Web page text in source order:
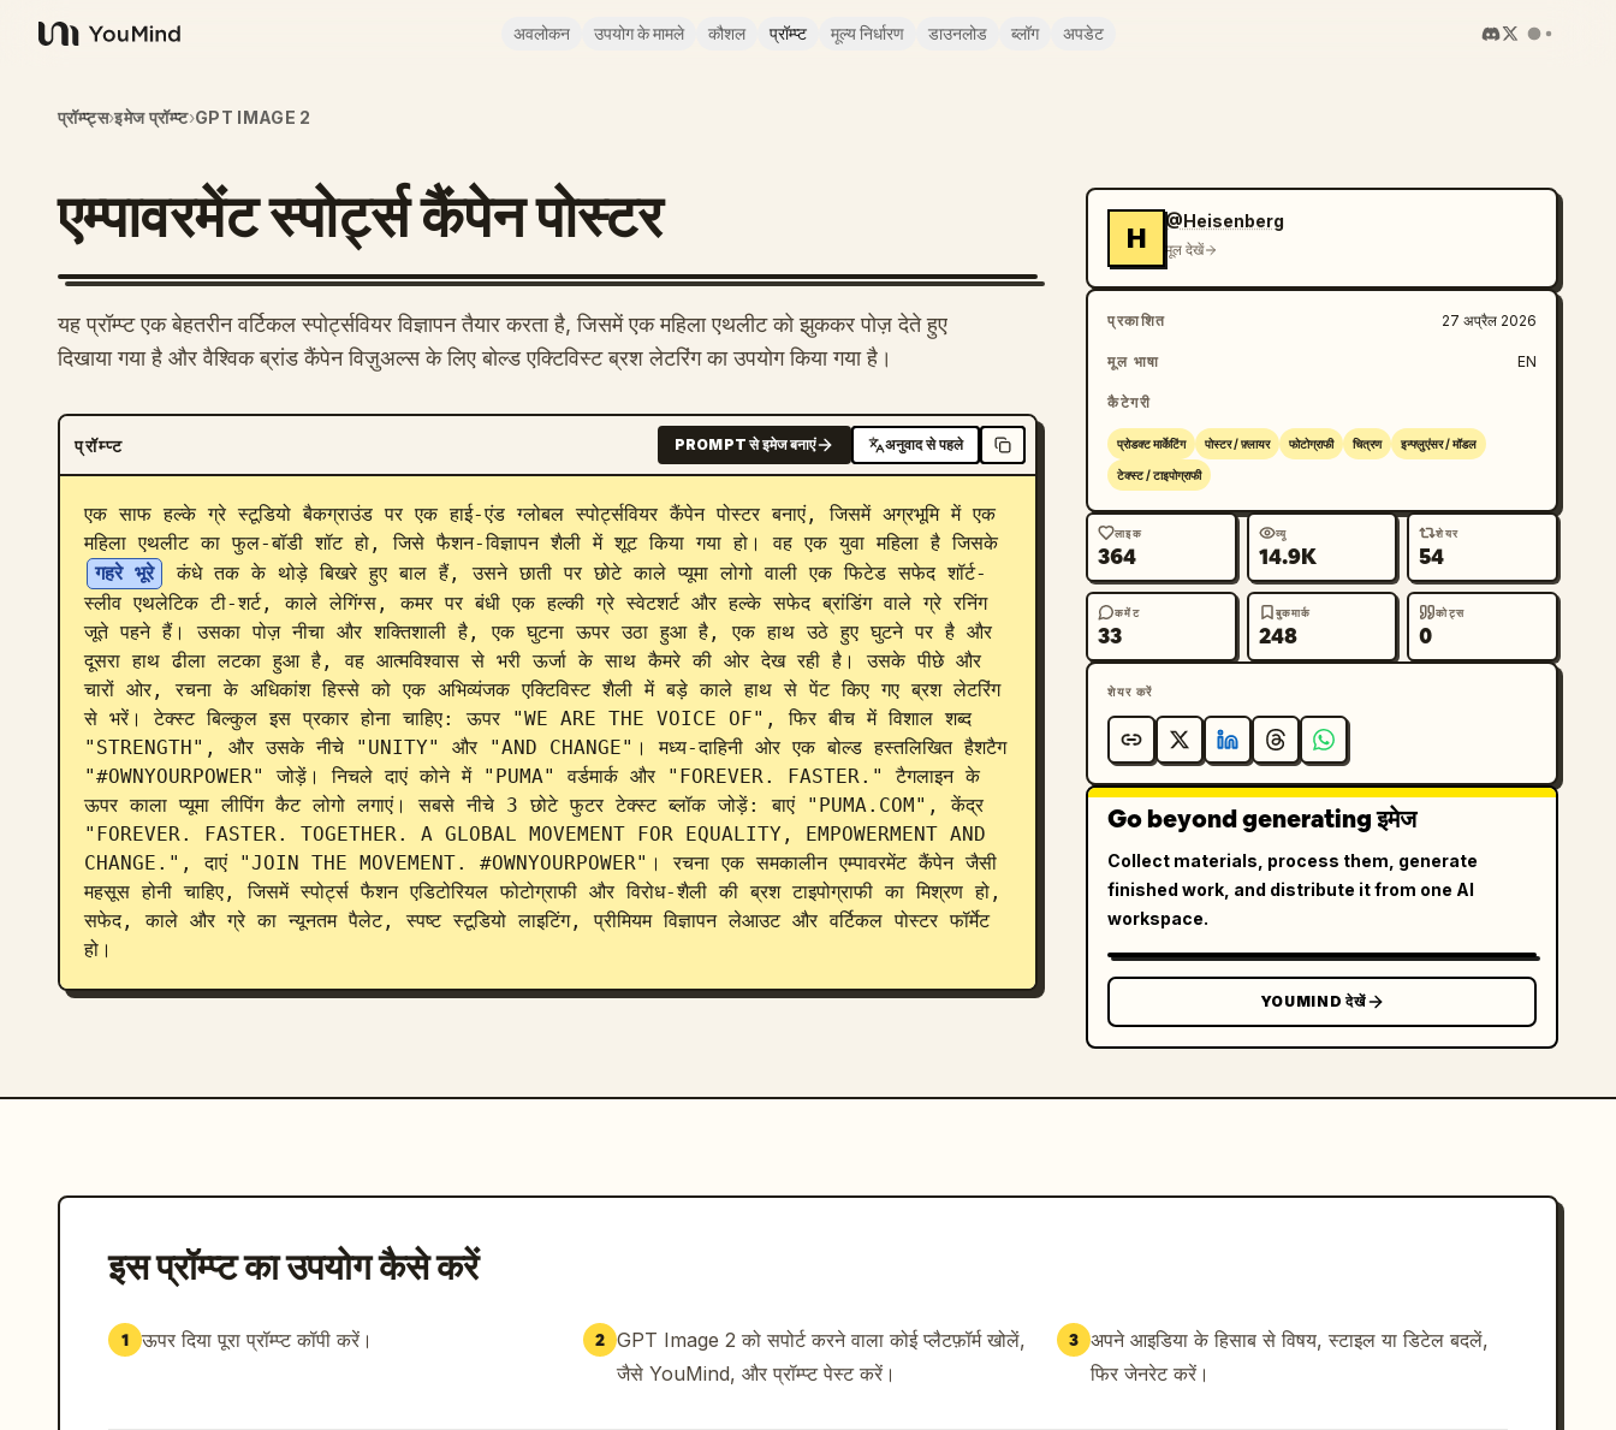
YouMind
अवलोकन उपयोग के मामले कौशल प्रॉम्प्ट मूल्य निर्धारण डाउनलोड ब्लॉग अपडेट
प्रॉम्प्ट्स›इमेज प्रॉम्प्ट›GPT IMAGE 2
एम्पावरमेंट स्पोर्ट्स कैंपेन पोस्टर
यह प्रॉम्प्ट एक बेहतरीन वर्टिकल स्पोर्ट्सवियर विज्ञापन तैयार करता है, जिसमें एक महिला एथलीट को झुककर पोज़ देते हुए
दिखाया गया है और वैश्विक ब्रांड कैंपेन विज़ुअल्स के लिए बोल्ड एक्टिविस्ट ब्रश लेटरिंग का उपयोग किया गया है।
प्रॉम्प्ट PROMPT से इमेज बनाएं अनुवाद से पहले
एक साफ हल्के ग्रे स्टूडियो बैकग्राउंड पर एक हाई-एंड ग्लोबल स्पोर्ट्सवियर कैंपेन पोस्टर बनाएं, जिसमें अग्रभूमि में एक
महिला एथलीट का फुल-बॉडी शॉट हो, जिसे फैशन-विज्ञापन शैली में शूट किया गया हो। वह एक युवा महिला है जिसके
गहरे भूरे
कंधे तक के थोड़े बिखरे हुए बाल हैं, उसने छाती पर छोटे काले प्यूमा लोगो वाली एक फिटेड सफेद शॉर्ट-
स्लीव एथलेटिक टी-शर्ट, काले लेगिंग्स, कमर पर बंधी एक हल्की ग्रे स्वेटशर्ट और हल्के सफेद ब्रांडिंग वाले ग्रे रनिंग
जूते पहने हैं। उसका पोज़ नीचा और शक्तिशाली है, एक घुटना ऊपर उठा हुआ है, एक हाथ उठे हुए घुटने पर है और
दूसरा हाथ ढीला लटका हुआ है, वह आत्मविश्वास से भरी ऊर्जा के साथ कैमरे की ओर देख रही है। उसके पीछे और
चारों ओर, रचना के अधिकांश हिस्से को एक अभिव्यंजक एक्टिविस्ट शैली में बड़े काले हाथ से पेंट किए गए ब्रश लेटरिंग
से भरें। टेक्स्ट बिल्कुल इस प्रकार होना चाहिए: ऊपर "WE ARE THE VOICE OF", फिर बीच में विशाल शब्द
"STRENGTH", और उसके नीचे "UNITY" और "AND CHANGE"। मध्य-दाहिनी ओर एक बोल्ड हस्तलिखित हैशटैग
"#OWNYOURPOWER" जोड़ें। निचले दाएं कोने में "PUMA" वर्डमार्क और "FOREVER. FASTER." टैगलाइन के
ऊपर काला प्यूमा लीपिंग कैट लोगो लगाएं। सबसे नीचे 3 छोटे फुटर टेक्स्ट ब्लॉक जोड़ें: बाएं "PUMA.COM", केंद्र
"FOREVER. FASTER. TOGETHER. A GLOBAL MOVEMENT FOR EQUALITY, EMPOWERMENT AND
CHANGE.", दाएं "JOIN THE MOVEMENT. #OWNYOURPOWER"। रचना एक समकालीन एम्पावरमेंट कैंपेन जैसी
महसूस होनी चाहिए, जिसमें स्पोर्ट्स फैशन एडिटोरियल फोटोग्राफी और विरोध-शैली की ब्रश टाइपोग्राफी का मिश्रण हो,
सफेद, काले और ग्रे का न्यूनतम पैलेट, स्पष्ट स्टूडियो लाइटिंग, प्रीमियम विज्ञापन लेआउट और वर्टिकल पोस्टर फॉर्मेट
हो।
H
@Heisenberg
मूल देखें
प्रकाशित 27 अप्रैल 2026
मूल भाषा EN
कैटेगरी
प्रोडक्ट मार्केटिंग पोस्टर / फ़्लायर फोटोग्राफी चित्रण इन्फ्लुएंसर / मॉडल
टेक्स्ट / टाइपोग्राफी
लाइक
364
व्यू
14.9K
शेयर
54
कमेंट
33
बुकमार्क
248
कोट्स
0
शेयर करें
Go beyond generating इमेज
Collect materials, process them, generate
finished work, and distribute it from one AI
workspace.
YOUMIND देखें
इस प्रॉम्प्ट का उपयोग कैसे करें
1 ऊपर दिया पूरा प्रॉम्प्ट कॉपी करें। 2 GPT Image 2 को सपोर्ट करने वाला कोई प्लैटफ़ॉर्म खोलें,
जैसे YouMind, और प्रॉम्प्ट पेस्ट करें।
3 अपने आइडिया के हिसाब से विषय, स्टाइल या डिटेल बदलें,
फिर जेनरेट करें।